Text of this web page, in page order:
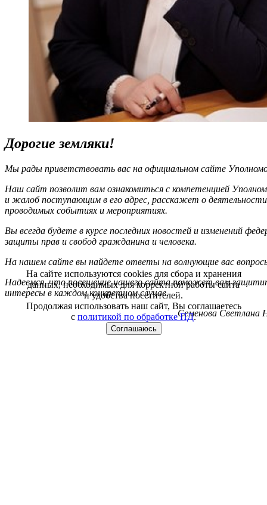
Дорогие земляки!
Мы рады приветствовать вас на официальном сайте
Наш сайт позволит вам ознакомиться с компетенцией
и жалоб поступающим в его адрес, расскажет о
проводимых событиях и мероприятиях.
Вы всегда будете в курсе последних новостей и изменений
защиты прав и свобод гражданина и человека.
На нашем сайте вы найдете ответы на волнующие вас
Надеемся, что посещение нашего сайта поможет вам
интересы в каждом конкретном случае.
Семенова Светлана
На сайте используются cookies для сбора и хранения
данных, необходимых для корректной работы сайта
и удобства посетителей.
Продолжая использовать наш сайт, Вы соглашаетесь
с политикой по обработке ПД.
Соглашаюсь